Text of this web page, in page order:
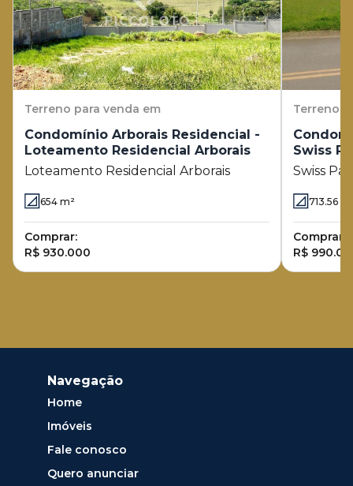
Terreno para venda em
Condomínio Arborais Residencial -
Loteamento Residencial Arborais
Loteamento Residencial Arborais
654 m²
Comprar:
R$ 930.000
Terreno
Swiss
Swiss
713.56
Comprar:
R$
Navegação
Home
Imóveis
Fale conosco
Quero anunciar